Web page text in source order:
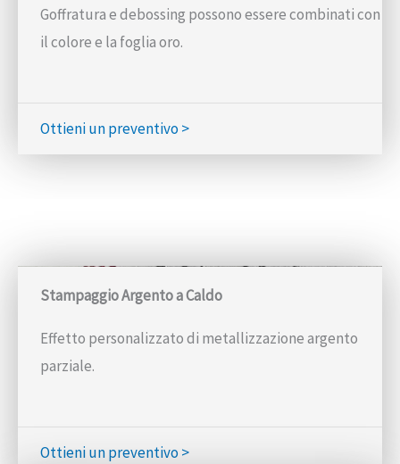
Goffratura e debossing possono essere combinati con
il colore e la foglia oro.
Ottieni un preventivo >
Stampaggio Argento a Caldo
Effetto personalizzato di metallizzazione argento
parziale.
Ottieni un preventivo >